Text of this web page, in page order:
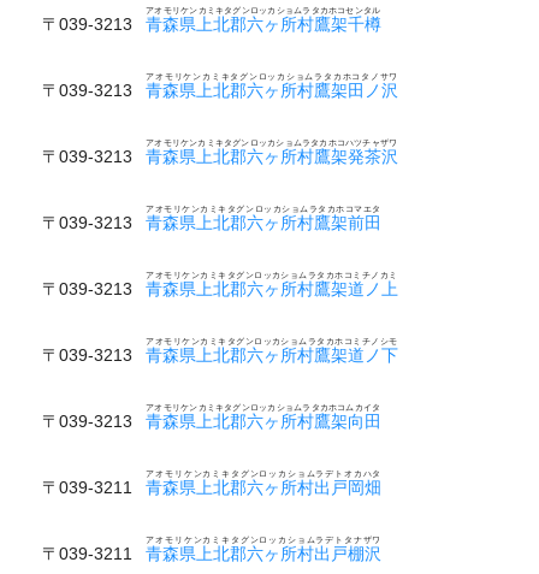
〒039-3213 青森県上北郡六ヶ所村鷹架千樽
アオモリケンカミキタグンロッカショムラタカホコセンタル
〒039-3213 青森県上北郡六ヶ所村鷹架田ノ沢
アオモリケンカミキタグンロッカショムラタカホコタノサワ
〒039-3213 青森県上北郡六ヶ所村鷹架発茶沢
アオモリケンカミキタグンロッカショムラタカホコハツチャザワ
〒039-3213 青森県上北郡六ヶ所村鷹架前田
アオモリケンカミキタグンロッカショムラタカホコマエタ
〒039-3213 青森県上北郡六ヶ所村鷹架道ノ上
アオモリケンカミキタグンロッカショムラタカホコミチノカミ
〒039-3213 青森県上北郡六ヶ所村鷹架道ノ下
アオモリケンカミキタグンロッカショムラタカホコミチノシモ
〒039-3213 青森県上北郡六ヶ所村鷹架向田
アオモリケンカミキタグンロッカショムラタカホコムカイタ
〒039-3211 青森県上北郡六ヶ所村出戸岡畑
アオモリケンカミキタグンロッカショムラデトオカハタ
〒039-3211 青森県上北郡六ヶ所村出戸棚沢
アオモリケンカミキタグンロッカショムラデトタナザワ